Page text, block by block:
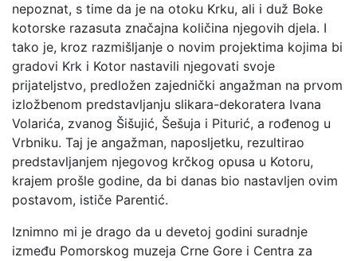
nepoznat, s time da je na otoku Krku, ali i duž Boke
kotorske razasuta značajna količina njegovih djela. I
tako je, kroz razmišljanje o novim projektima kojima bi
gradovi Krk i Kotor nastavili njegovati svoje
prijateljstvo, predložen zajednički angažman na prvom
izložbenom predstavljanju slikara-dekoratera Ivana
Volarića, zvanog Šišujić, Šešuja i Piturić, a rođenog u
Vrbniku. Taj je angažman, naposljetku, rezultirao
predstavljanjem njegovog krčkog opusa u Kotoru,
krajem prošle godine, da bi danas bio nastavljen ovim
postavom, ističe Parentić.
Iznimno mi je drago da u devetoj godini suradnje
između Pomorskog muzeja Crne Gore i Centra za